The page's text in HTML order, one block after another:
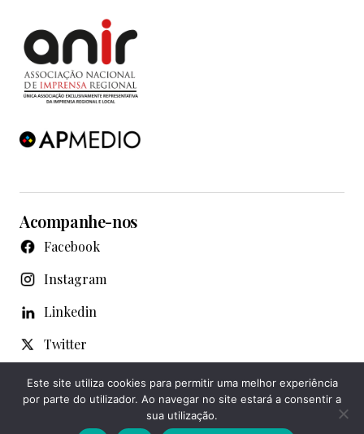
Acompanhe-nos
Facebook
Instagram
Linkedin
Twitter
WhatsApp
Youtube
Este site utiliza cookies para permitir uma melhor experiência
por parte do utilizador. Ao navegar no site estará a consentir a
sua utilização.